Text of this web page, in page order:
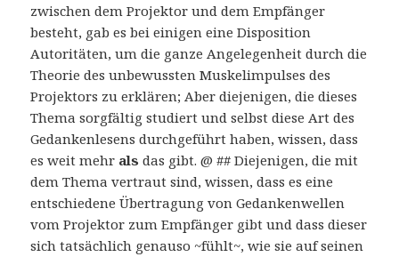
zwischen dem Projektor und dem Empfänger
besteht, gab es bei einigen eine Disposition
Autoritäten, um die ganze Angelegenheit durch die
Theorie des unbewussten Muskelimpulses des
Projektors zu erklären; Aber diejenigen, die dieses
Thema sorgfältig studiert und selbst diese Art des
Gedankenlesens durchgeführt haben, wissen, dass
es weit mehr als das gibt. @ ## Diejenigen, die mit
dem Thema vertraut sind, wissen, dass es eine
entschiedene Übertragung von Gedankenwellen
vom Projektor zum Empfänger gibt und dass dieser
sich tatsächlich genauso ~fühlt~, wie sie auf seinen